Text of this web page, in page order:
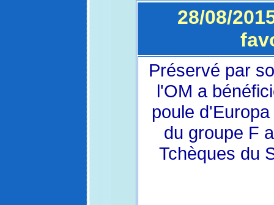
28/08/
Préservé par
l'OM a
poule
du groupe F
Tchèques du